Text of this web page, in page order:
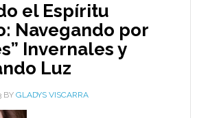
el Espíritu
Navegando por
Invernales y
Luz
BY GLADYS VISCARRA